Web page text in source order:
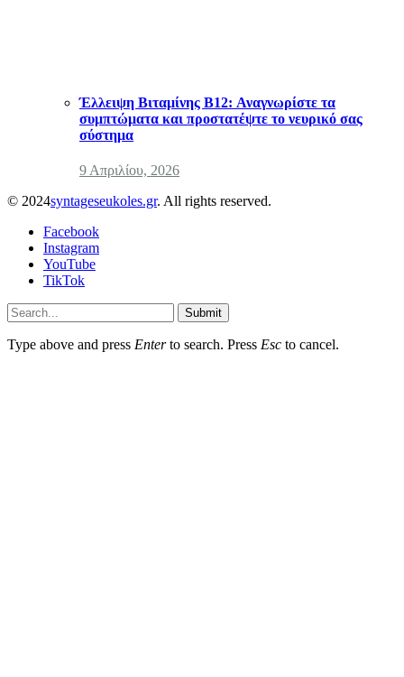
Έλλειψη Βιταμίνης B12: Αναγνωρίστε τα
συμπτώματα και προστατέψτε το νευρικό σας
σύστημα
9 Απριλίου, 2026
© 2024syntageseukoles.gr. All rights reserved.
Facebook
Instagram
YouTube
TikTok
Submit
Type above and press Enterto search. Press Esc to cancel.